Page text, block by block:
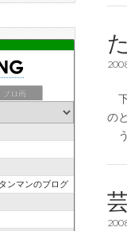
下
の
ブロ画
ンマンのブログ